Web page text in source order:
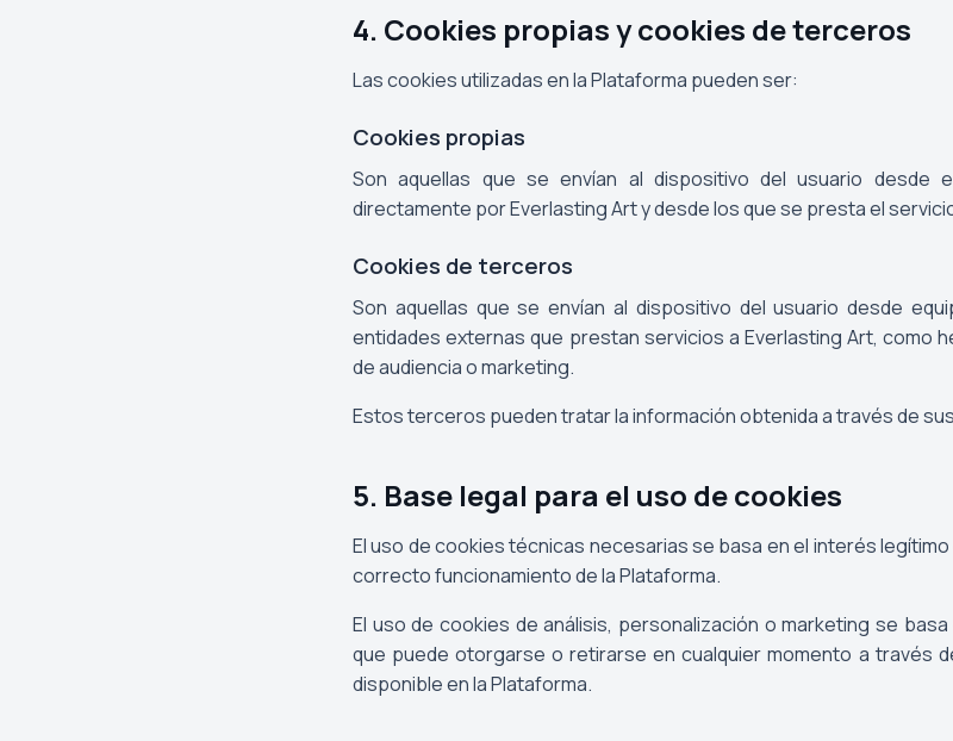
4. Cookies propias y cookies de terceros
Las cookies utilizadas en la Plataforma pueden ser:
Cookies propias
Son aquellas que se envían al dispositivo del usuario desde
directamente por Everlasting Art y desde los que se presta el
Cookies de terceros
Son aquellas que se envían al dispositivo del usuario desde
entidades externas que prestan servicios a Everlasting Art, como
de audiencia o marketing.
Estos terceros pueden tratar la información obtenida a través de
5. Base legal para el uso de cookies
El uso de cookies técnicas necesarias se basa en el interés
correcto funcionamiento de la Plataforma.
El uso de cookies de análisis, personalización o marketing se
que puede otorgarse o retirarse en cualquier momento a través
disponible en la Plataforma.